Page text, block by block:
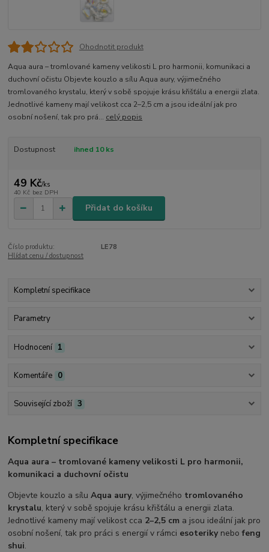
Ohodnotit produkt
Aqua aura – tromlované kameny velikosti L pro harmonii, komunikaci a
duchovní očistu Objevte kouzlo a sílu Aqua aury, výjimečného
tromlovaného krystalu, který v sobě spojuje krásu křišťálu a energii zlata.
Jednotlivé kameny mají velikost cca 2–2,5 cm a jsou ideální jak pro
osobní nošení, tak pro prá... celý popis
Dostupnost ihned 10 ks
49 Kč/ks
40 Kč bez DPH
Přidat do košíku
Číslo produktu:
LE78
Hlídat cenu / dostupnost
Kompletní specifikace
Parametry
Hodnocení 1
Komentáře 0
Související zboží 3
Kompletní specifikace
Aqua aura – tromlované kameny velikosti L pro harmonii,
komunikaci a duchovní očistu
Objevte kouzlo a síluAqua aury, výjimečného tromlovaného
krystalu, který v sobě spojuje krásu křišťálu a energii zlata.
Jednotlivé kameny mají velikost cca 2–2,5 cm a jsou ideální jak pro
osobní nošení, tak pro práci s energií v rámci esoterikynebofeng
shui.